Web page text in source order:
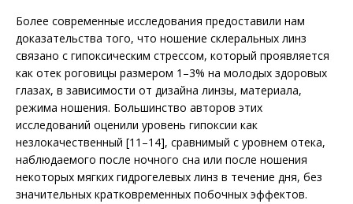
Более современные исследования предоставили нам
доказательства того, что ношение склеральных линз
связано с гипоксическим стрессом, который проявляется
как отек роговицы размером 1–3% на молодых здоровых
глазах, в зависимости от дизайна линзы, материала,
режима ношения. Большинство авторов этих
исследований оценили уровень гипоксии как
незлокачественный [11–14], сравнимый с уровнем отека,
наблюдаемого после ночного сна или после ношения
некоторых мягких гидрогелевых линз в течение дня, без
значительных кратковременных побочных эффектов.